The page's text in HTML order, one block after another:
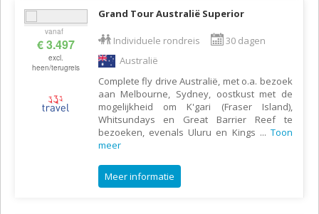
vanaf
€ 3.497
excl.
heen/terugreis
Grand Tour Australië Superior
Individuele rondreis
30 dagen
Australië
Complete fly drive Australië, met o.a. bezoek
aan Melbourne, Sydney, oostkust met de
mogelijkheid om K'gari (Fraser Island),
Whitsundays en Great Barrier Reef te
bezoeken, evenals Uluru en Kings ... Toon
meer
Meer informatie